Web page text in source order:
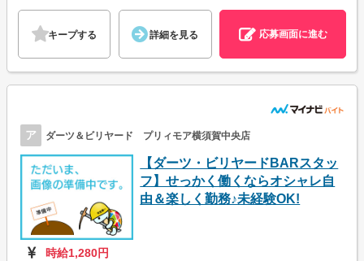
キープする 詳細を見る 応募画面に進む
ア ダーツ＆ビリヤード プリィモア横須賀中央店
【ダーツ・ビリヤードBARスタッ
フ】せっかく働くならオシャレ自
由＆楽しく勤務♪未経験OK!
時給1,280円